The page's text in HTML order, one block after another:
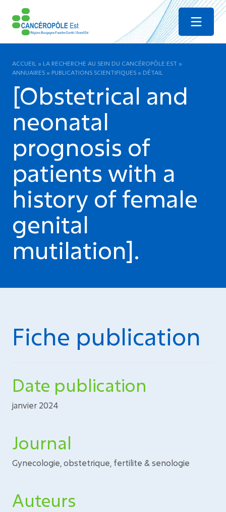
Menu
ACCUEIL » LA RECHERCHE AU SEIN DU CANCÉROPÔLE EST »
ANNUAIRES » PUBLICATIONS SCIENTIFIQUES » DÉTAIL
[Obstetrical and
neonatal
prognosis of
patients with a
history of female
genital
mutilation].
Fiche publication
Date publication
janvier 2024
Journal
Gynecologie, obstetrique, fertilite & senologie
Auteurs